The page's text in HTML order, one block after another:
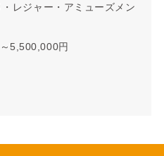
レジャー・アミューズメン
5,500,000円